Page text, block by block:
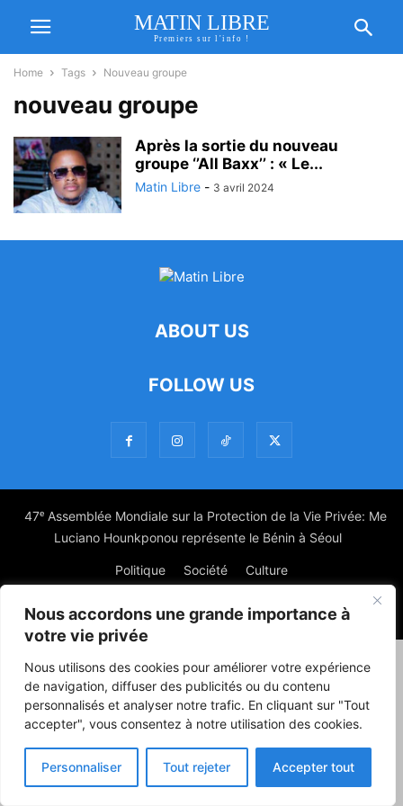
Nous accordons une grande importance à
votre vie privée
Nous utilisons des cookies pour améliorer votre expérience
de navigation, diffuser des publicités ou du contenu
personnalisés et analyser notre trafic. En cliquant sur "Tout
accepter", vous consentez à notre utilisation des cookies.
Personnaliser Tout rejeter Accepter tout
MATIN LIBRE
Premiers sur l'info !
Home Tags Nouveau groupe
nouveau groupe
Après la sortie du nouveau
groupe ‘’All Baxx’’ : « Le...
Matin Libre - 3 avril 2024
ABOUT US
FOLLOW US
47ᵉ Assemblée Mondiale sur la Protection de la Vie Privée: Me
Luciano Hounkponou représente le Bénin à Séoul
Politique Société Culture
© Powered by digitXplus Francophone